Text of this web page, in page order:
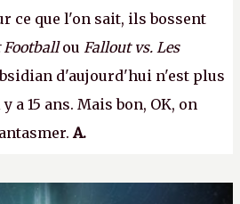
ce que l'on sait, ils bossent
ou Fallout vs. Les
d'aujourd'hui n'est plus
a 15 ans. Mais bon, OK, on
A.